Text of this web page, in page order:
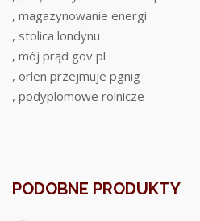
, magazynowanie energi
, stolica londynu
, mój prąd gov pl
, orlen przejmuje pgnig
, podyplomowe rolnicze
PODOBNE PRODUKTY